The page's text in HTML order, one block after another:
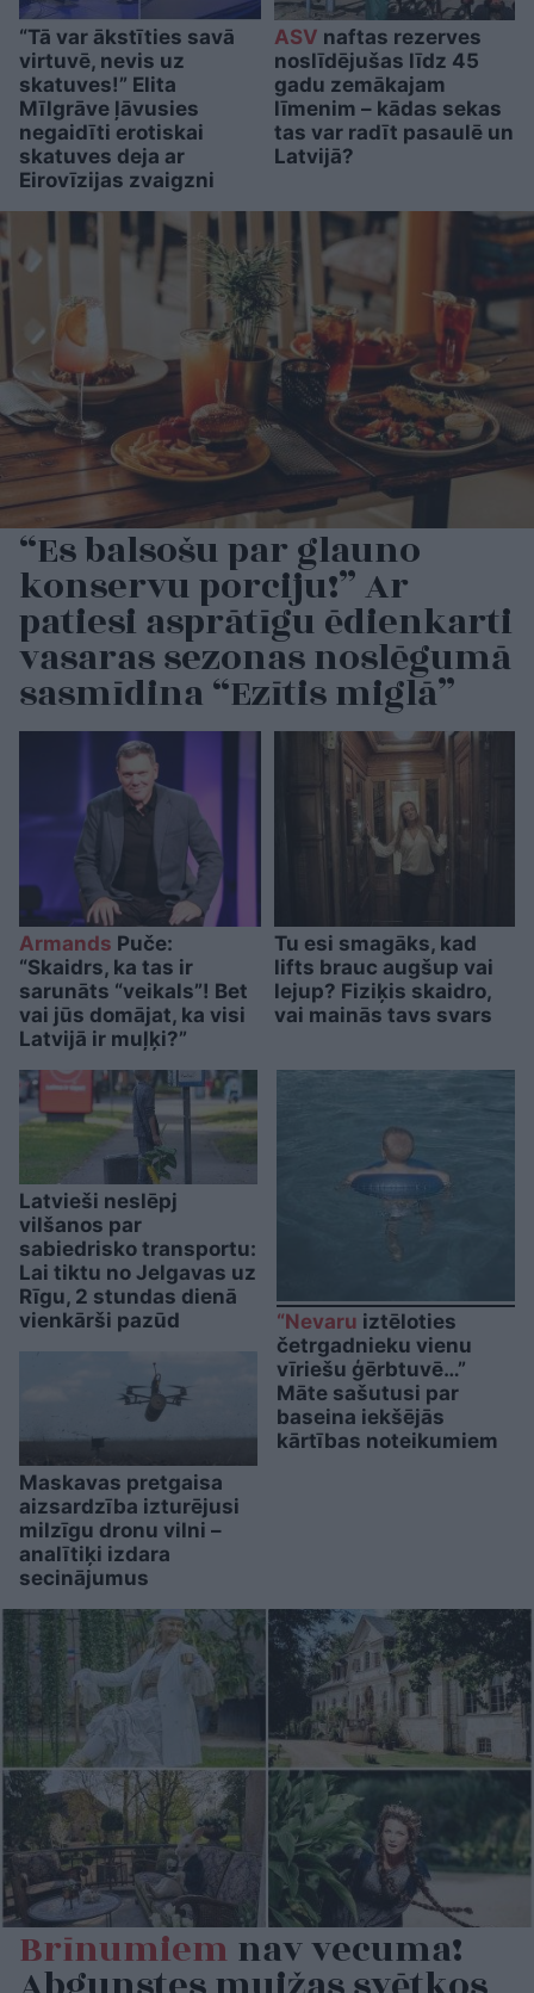
“Tā var ākstīties savā
virtuvē, nevis uz
skatuves!” Elita
Mīlgrāve ļāvusies
negaidīti erotiskai
skatuves deja ar
Eirovīzijas zvaigzni
ASV naftas rezerves
noslīdējušas līdz 45
gadu zemākajam
līmenim – kādas sekas
tas var radīt pasaulē un
Latvijā?
“Es balsošu par glauno
konservu porciju!” Ar
patiesi asprātīgu ēdienkarti
vasaras sezonas noslēgumā
sasmīdina “Ezītis miglā”
Armands Puče:
“Skaidrs, ka tas ir
sarunāts “veikals”! Bet
vai jūs domājat, ka visi
Latvijā ir muļķi?”
Tu esi smagāks, kad
lifts brauc augšup vai
lejup? Fiziķis skaidro,
vai mainās tavs svars
Latvieši neslēpj
vilšanos par
sabiedrisko transportu:
Lai tiktu no Jelgavas uz
Rīgu, 2 stundas dienā
vienkārši pazūd
Maskavas pretgaisa
aizsardzība izturējusi
milzīgu dronu vilni –
analītiķi izdara
secinājumus
“Nevaru iztēloties
četrgadnieku vienu
vīriešu ģērbtuvē…”
Māte sašutusi par
baseina iekšējās
kārtības noteikumiem
Brīnumiemnav vecuma!